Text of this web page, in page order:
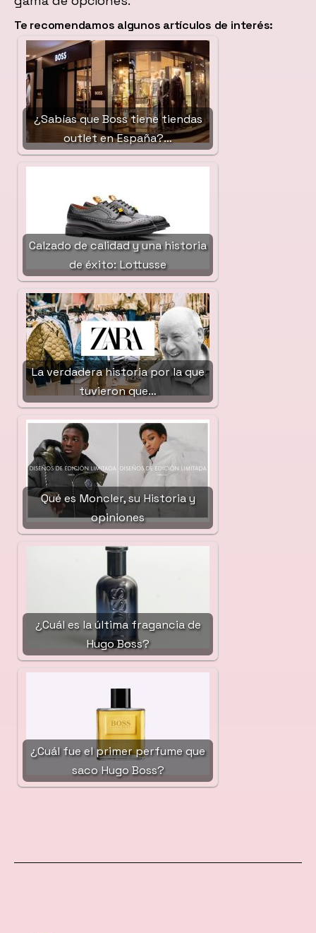
Te recomendamos algunos artículos de interés:
¿Sabías que Boss tiene tiendas
outlet en España?…
Calzado de calidad y una historia
de éxito: Lottusse
La verdadera historia por la que
tuvieron que…
Qué es Moncler, su Historia y
opiniones
¿Cuál es la última fragancia de
Hugo Boss?
¿Cuál fue el primer perfume que
saco Hugo Boss?